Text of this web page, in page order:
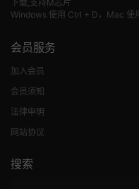
下载,支持M芯片
Windows 使用 Ctrl + D，Mac 使
会员服务
加入会员
会员须知
法律申明
网站协议
搜索